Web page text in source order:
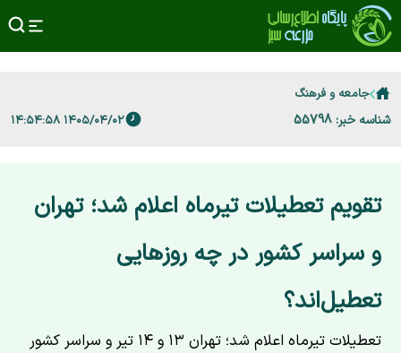
جامعه و فرهنگ
شناسه خبر: 55798 ۱۴۰۵/۰۴/۰۲ ۱۴:۵۴:۵۸
تقویم تعطیلات تیرماه اعلام شد؛ تهران
و سراسر کشور در چه روزهایی
تعطیل‌اند؟
تعطیلات تیرماه اعلام شد؛ تهران ۱۳ و ۱۴ تیر و سراسر کشور